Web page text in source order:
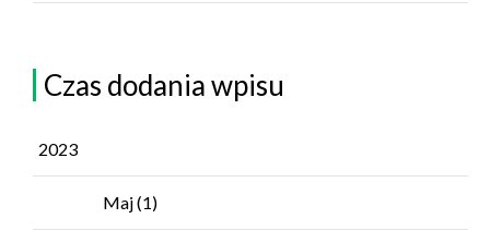
Czas dodania wpisu
2023
Maj(1)